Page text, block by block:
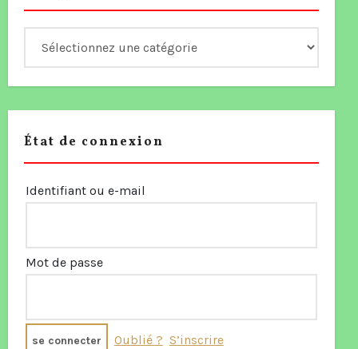
État de connexion
Identifiant ou e-mail
Mot de passe
Oublié ? S’inscrire